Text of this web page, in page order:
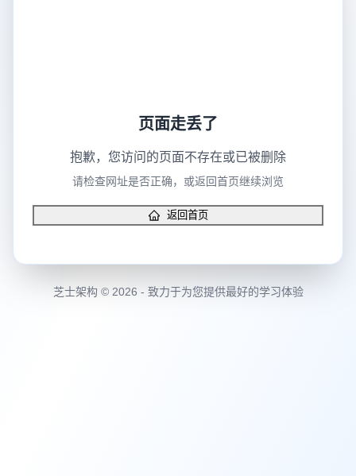
页面走丢了
抱歉，您访问的页面不存在或已被删除
请检查网址是否正确，或返回首页继续浏览
返回首页